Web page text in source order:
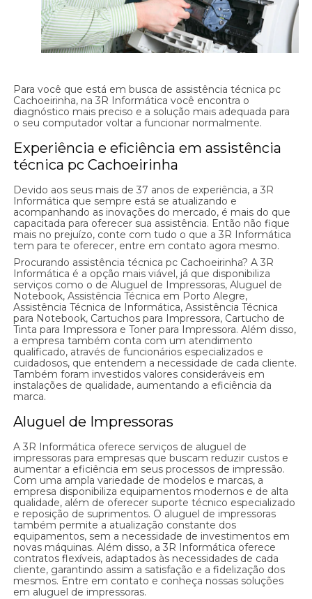
Para você que está em busca de assistência técnica pc
Cachoeirinha, na 3R Informática você encontra o
diagnóstico mais preciso e a solução mais adequada para
o seu computador voltar a funcionar normalmente.
Experiência e eficiência em assistência
técnica pc Cachoeirinha
Devido aos seus mais de 37 anos de experiência, a 3R
Informática que sempre está se atualizando e
acompanhando as inovações do mercado, é mais do que
capacitada para oferecer sua assistência. Então não fique
mais no prejuízo, conte com tudo o que a 3R Informática
tem para te oferecer, entre em contato agora mesmo.
Procurando assistência técnica pc Cachoeirinha? A 3R
Informática é a opção mais viável, já que disponibiliza
serviços como o de Aluguel de Impressoras, Aluguel de
Notebook, Assistência Técnica em Porto Alegre,
Assistência Técnica de Informática, Assistência Técnica
para Notebook, Cartuchos para Impressora, Cartucho de
Tinta para Impressora e Toner para Impressora. Além disso,
a empresa também conta com um atendimento
qualificado, através de funcionários especializados e
cuidadosos, que entendem a necessidade de cada cliente.
Também foram investidos valores consideráveis em
instalações de qualidade, aumentando a eficiência da
marca.
Aluguel de Impressoras
A 3R Informática oferece serviços de aluguel de
impressoras para empresas que buscam reduzir custos e
aumentar a eficiência em seus processos de impressão.
Com uma ampla variedade de modelos e marcas, a
empresa disponibiliza equipamentos modernos e de alta
qualidade, além de oferecer suporte técnico especializado
e reposição de suprimentos. O aluguel de impressoras
também permite a atualização constante dos
equipamentos, sem a necessidade de investimentos em
novas máquinas. Além disso, a 3R Informática oferece
contratos flexíveis, adaptados às necessidades de cada
cliente, garantindo assim a satisfação e a fidelização dos
mesmos. Entre em contato e conheça nossas soluções
em aluguel de impressoras.